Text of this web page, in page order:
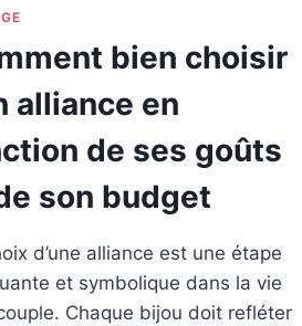
bien choisir
alliance en
de ses goûts
son budget
d’une alliance est une étape
et symbolique dans la vie
Chaque bijou doit refléter